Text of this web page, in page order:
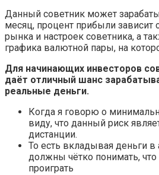
Данный советник может
месяц, процент прибыли зависит
рынка и настроек советника, а
графика валютной пары, на
Для начинающих инвесторов
даёт отличный шанс
реальные деньги.
Когда я говорю о
виду, что данный риск
дистанции.
То есть вкладывая деньги
должны чётко понимать, что
проиграть